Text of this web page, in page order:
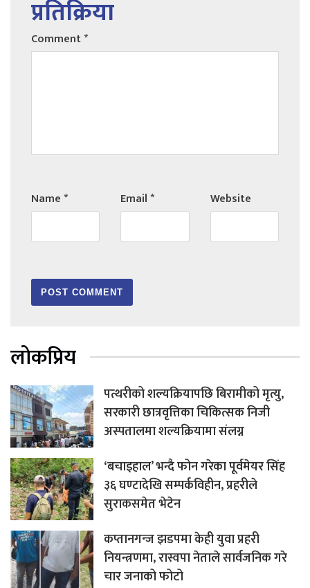
प्रतिक्रिया
Comment*
Name* Email* Website
लोकप्रिय
पत्थरीको शल्यक्रियापछि बिरामीको मृत्यु,
सरकारी छात्रवृत्तिका चिकित्सक निजी
अस्पतालमा शल्यक्रियामा संलग्न
‘बचाइहाल’ भन्दै फोन गरेका पूर्वमेयर सिंह
३६ घण्टादेखि सम्पर्कविहीन, प्रहरीले
सुराकसमेत भेटेन
कप्तानगन्ज झडपमा केही युवा प्रहरी
नियन्त्रणमा, रास्वपा नेताले सार्वजनिक गरे
चार जनाको फोटो